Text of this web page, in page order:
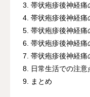
帯状疱疹後神経痛
帯状疱疹後神経痛
帯状疱疹後神経痛
帯状疱疹後神経痛
帯状疱疹後神経痛
日常生活での注
まとめ